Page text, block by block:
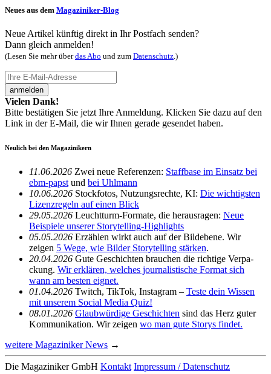
Neues aus dem Magaziniker-Blog
Neue Artikel künftig direkt in Ihr Postfach senden?
Dann gleich anmelden!
(Lesen Sie mehr überdas Abo und zum Datenschutz .)
anmelden
Vielen Dank!
Bitte bestätigen Sie jetzt Ihre Anmeldung. Klicken Sie dazu auf den
Link in der E-Mail, die wir Ihnen gerade gesendet haben.
Neulich bei den Magazinikern
11.06.2026 Zwei neue Refe­renzen: Staff­base im Einsatz bei
ebm-papst und bei Uhlmann
10.06.2026 Stock­fotos, Nutzungs­rechte, KI: Die wich­tigsten
Lizenz­re­geln auf einen Blick
29.05.2026 Leucht­turm-Formate, die heraus­ragen: Neue
Beispiele unserer Story­telling-High­lights
05.05.2026 Erzählen wirkt auch auf der Bild­ebene. Wir
zeigen 5 Wege, wie Bilder Story­telling stärken.
20.04.2026 Gute Geschichten brau­chen die rich­tige Verpa­
ckung. Wir erklären, welches jour­na­lis­ti­sche Format sich
wann am besten eignet.
01.04.2026 Twitch, TikTok, Insta­gram – Teste dein Wissen
mit unserem Social Media Quiz!
08.01.2026 Glaub­wür­dige Geschichten sind das Herz guter
Kommu­ni­ka­tion. Wir zeigen wo man gute Storys findet.
weitere Magaziniker News →
Die Magaziniker GmbH Kontakt Impressum / Daten­schutz